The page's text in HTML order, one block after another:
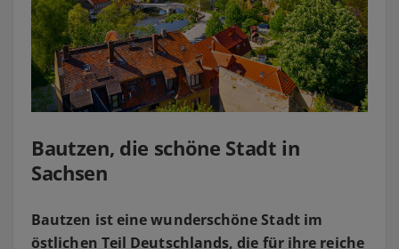
Bautzen, die schöne Stadt in
Sachsen
Bautzen ist eine wunderschöne Stadt im
östlichen Teil Deutschlands, die für ihre reiche